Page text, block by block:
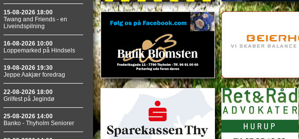
15-08-2026 18:00
Twang and Friends - en
Liveindspilning
16-08-2026 10:00
Loppemarked på Hindsels
19-08-2026 19:30
Jeppe Aakjær foredrag
22-08-2026 18:00
Grilfest på Jegindø
25-08-2026 14:00
Banko - Thyholm Seniorer